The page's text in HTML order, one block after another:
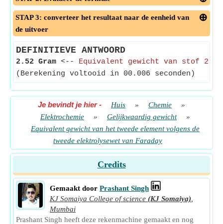
STAP 3: converteer het resultaat naar de eenheid van
de uitvoer
DEFINITIEVE ANTWOORD
2.52 Gram <-- Equivalent gewicht van stof 2
(Berekening voltooid in 00.006 seconden)
Je bevindt je hier- Huis » Chemie
»
Elektrochemie
» Gelijkwaardig gewicht
»
Equivalent gewicht van het tweede element volgens de
tweede elektrolysewet van Faraday
Credits
Gemaakt door Prashant Singh
KJ Somaiya College of science (KJ Somaiya)
Mumbai
Prashant Singh heeft deze rekenmachine gemaakt en nog